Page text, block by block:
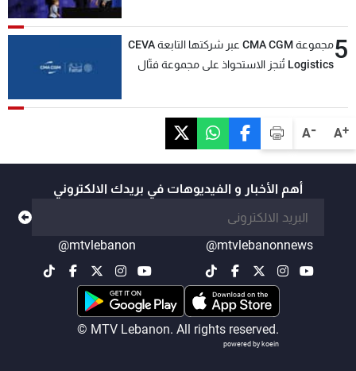
A+
A-
5
مجموعة CMA CGM عبر شركتها التابعة CEVA
Logistics تُنجز الاستحواذ على مجموعة فتّال
أهم الأخبار و الفيديوهات في بريدك الالكتروني
@mtvlebanonnews
@mtvlebanon
© MTV Lebanon. All rights reserved.
powered by koein